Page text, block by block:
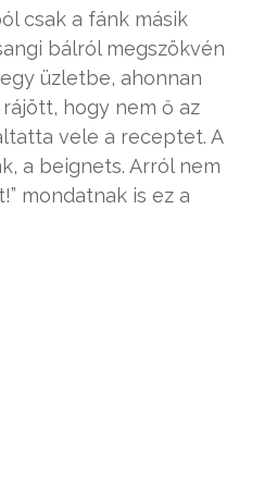
csak a fánk másik
bálról megszökvén
üzletbe, ahonnan
hogy nem ő az
vele a receptet. A
a beignets. Arról nem
mondatnak is ez a